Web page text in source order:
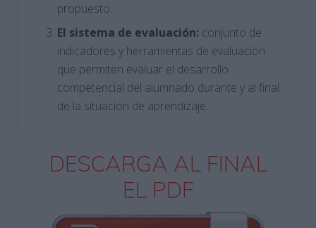
propuesto.
El sistema de evaluación: conjunto de
indicadores y herramientas de evaluación
que permiten evaluar el desarrollo
competencial del alumnado durante y al final
de la situación de aprendizaje.
DESCARGA AL FINAL
EL PDF